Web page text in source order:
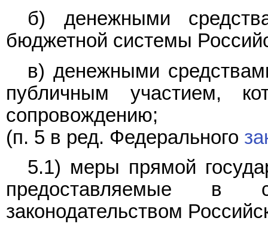
б) денежными
бюджетной системы
в) денежными
публичным участием,
сопровождению;
(п. 5 в ред. Федерального
5.1) меры прямой
предоставляемые в
законодательством